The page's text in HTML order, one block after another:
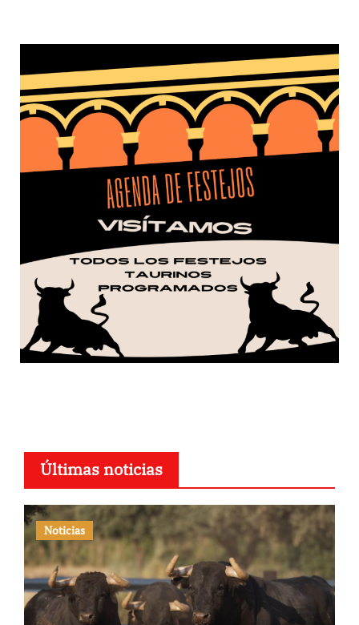
Últimas noticias
Noticias